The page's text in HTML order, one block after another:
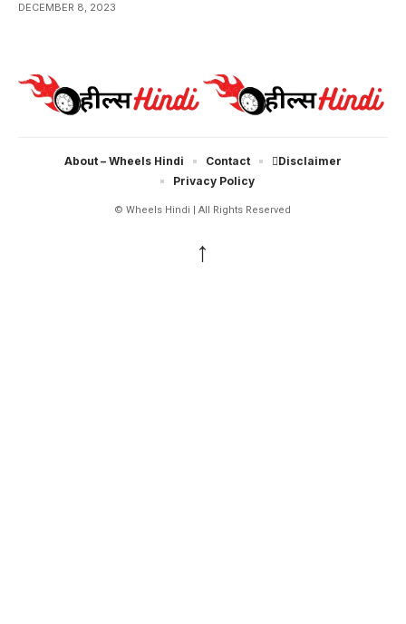
DECEMBER 8, 2023
© Wheels Hindi | All Rights Reserved
About – Wheels Hindi Contact
Disclaimer
Privacy Policy
↑